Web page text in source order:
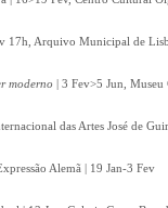
17h, Arquivo Municipal de
moderno | 3 Fev>5 Jun,
das Artes José de
Alemã | 19 Jan-3 Fev